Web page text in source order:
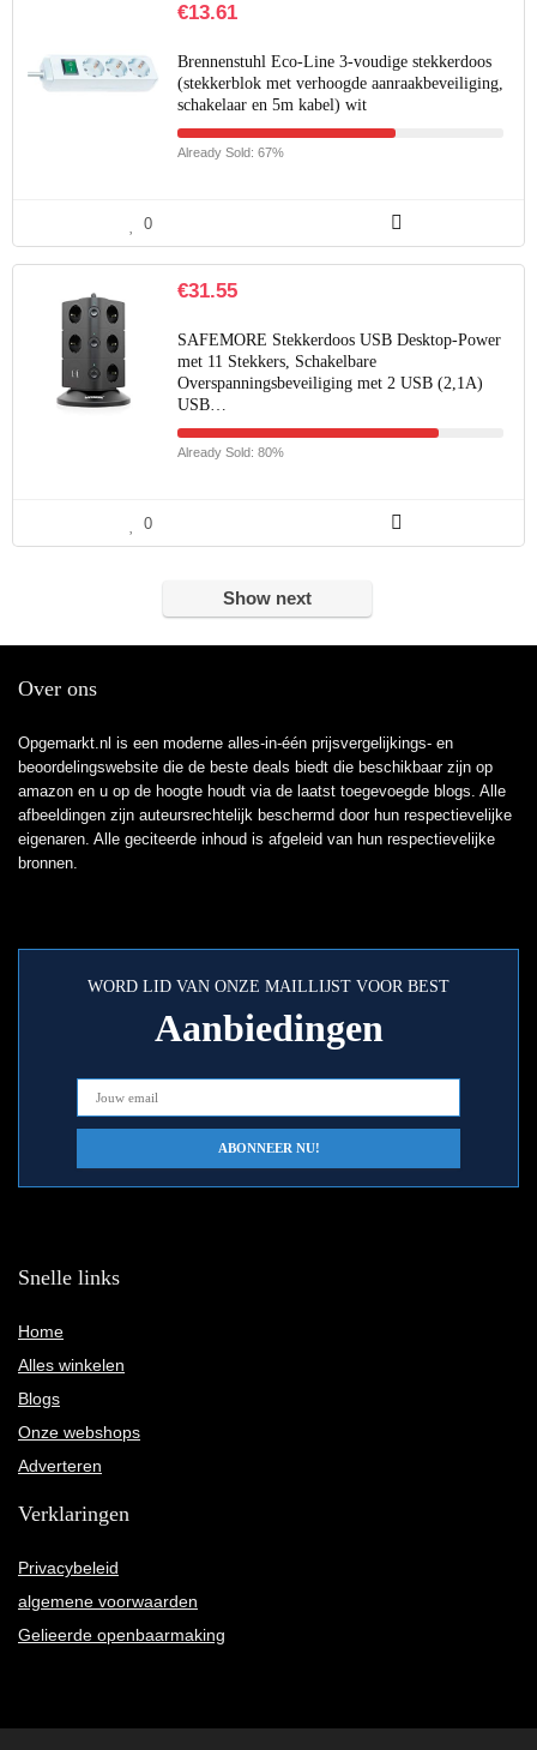
€13.61
Brennenstuhl Eco-Line 3-voudige stekkerdoos
(stekkerblok met verhoogde aanraakbeveiliging,
schakelaar en 5m kabel) wit
Already Sold: 67%
0
€31.55
SAFEMORE Stekkerdoos USB Desktop-Power
met 11 Stekkers, Schakelbare
Overspanningsbeveiliging met 2 USB (2,1A)
USB…
Already Sold: 80%
0
Show next
Over ons
Opgemarkt.nl is een moderne alles-in-één prijsvergelijkings- en
beoordelingswebsite die de beste deals biedt die beschikbaar zijn op
amazon en u op de hoogte houdt via de laatst toegevoegde blogs. Alle
afbeeldingen zijn auteursrechtelijk beschermd door hun respectievelijke
eigenaren. Alle geciteerde inhoud is afgeleid van hun respectievelijke
bronnen.
WORD LID VAN ONZE MAILLIJST VOOR BEST
Aanbiedingen
Snelle links
Home
Alles winkelen
Blogs
Onze webshops
Adverteren
Verklaringen
Privacybeleid
algemene voorwaarden
Gelieerde openbaarmaking